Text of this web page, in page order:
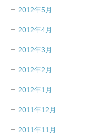
2012年5月
2012年4月
2012年3月
2012年2月
2012年1月
2011年12月
2011年11月